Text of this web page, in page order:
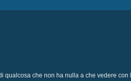
qualcosa che non ha nulla a che vedere